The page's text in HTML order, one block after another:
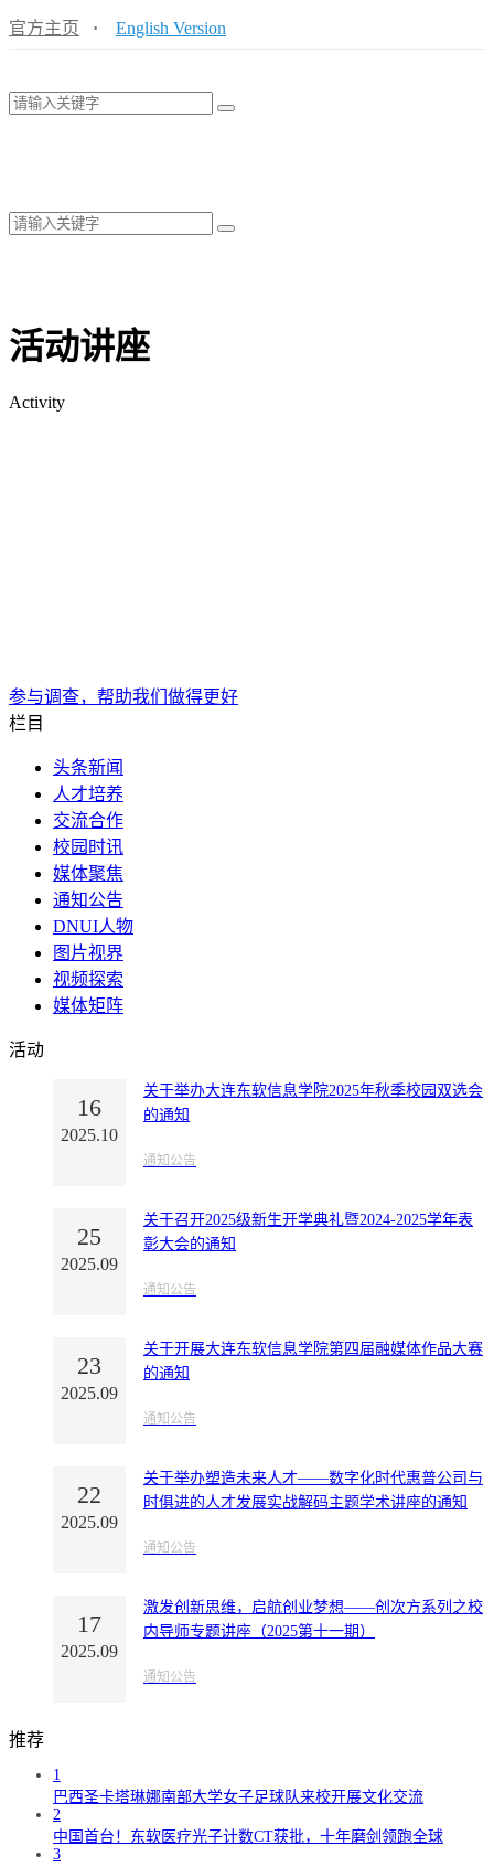
官方主页 · English Version
活动讲座
Activity
参与调查，帮助我们做得更好
栏目
头条新闻
人才培养
交流合作
校园时讯
媒体聚焦
通知公告
DNUI人物
图片视界
视频探索
媒体矩阵
活动
16
2025.10
关于举办大连东软信息学院2025年秋季校园双选会
的通知
通知公告
25
2025.09
关于召开2025级新生开学典礼暨2024-2025学年表
彰大会的通知
通知公告
23
2025.09
关于开展大连东软信息学院第四届融媒体作品大赛
的通知
通知公告
22
2025.09
关于举办塑造未来人才——数字化时代惠普公司与
时俱进的人才发展实战解码主题学术讲座的通知
通知公告
17
2025.09
激发创新思维，启航创业梦想——创次方系列之校
内导师专题讲座（2025第十一期）
通知公告
推荐
1
巴西圣卡塔琳娜南部大学女子足球队来校开展文化交流
2
中国首台！东软医疗光子计数CT获批，十年磨剑领跑全球
3